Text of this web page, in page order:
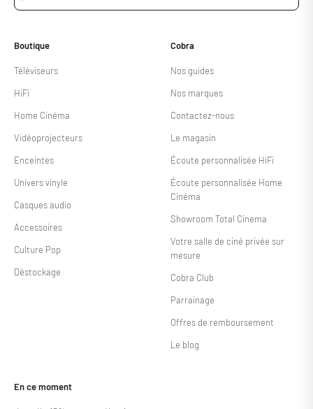
Boutique
Téléviseurs
HiFi
Home Cinéma
Vidéoprojecteurs
Enceintes
Univers vinyle
Casques audio
Accessoires
Culture Pop
Déstockage
Cobra
Nos guides
Nos marques
Contactez-nous
Le magasin
Écoute personnalisée HiFi
Écoute personnalisée Home
Cinéma
Showroom Total Cinema
Votre salle de ciné privée sur
mesure
Cobra Club
Parrainage
Offres de remboursement
Le blog
En ce moment